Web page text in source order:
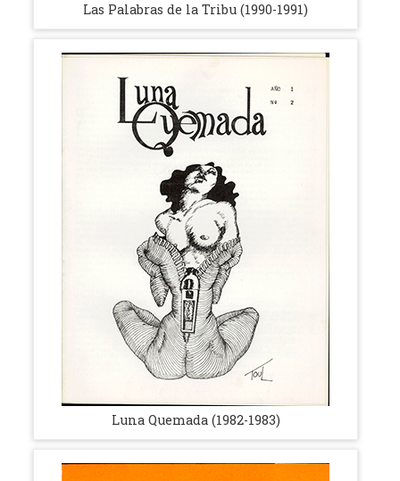
Las Palabras de la Tribu (1990-1991)
Luna Quemada (1982-1983)